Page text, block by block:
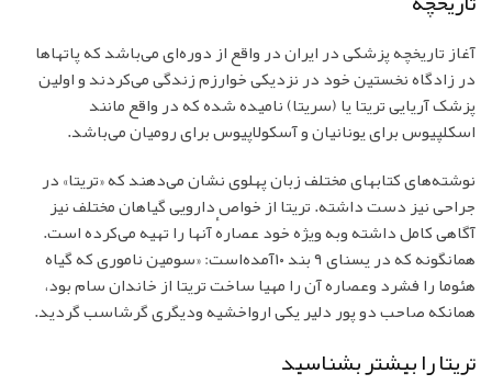
آغاز تاریخچه پزشکی در ایران در واقع از دوره‌ای می‌باشد که پاتها‌ها
در زادگاه نخستین خود در نزدیکی خوارزم زندگی می‌کردند و اولین
پزشک آریایی تریتا یا (سریتا) نامیده شده که در واقع مانند
اسکلپیوس برای یونانیان و آسکولاپیوس برای رومیان می‌باشد.
نوشته‌های کتابهای مختلف زبان پهلوی نشان می‌دهند که «تریتا» در
جراحی نیز دست داشته. تریتا از خواص دارویی گیاهان مختلف نیز
آگاهی کامل داشته وبه ویژه خود عصارهٔ آنها را تهیه می‌کرده است.
همانگونه که در یسنای ۹ بند ۱۰آمده‌است: «سومین ناموری که گیاه
هئوما را فشرد وعصاره آن را مهیا ساخت تریتا از خاندان سام بود،
همانکه صاحب دو پور دلیر یکی ارواخشیه ودیگری گرشاسب گردید.
تریتا را بیشتر بشناسید